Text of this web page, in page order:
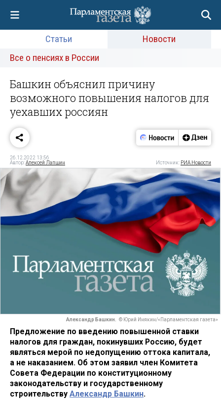
Статьи
Новости
Все о пенсиях в России
Башкин объяснил причину
возможного повышения налогов для
уехавших россиян
26.12.2022 13:56
Автор:Алексей Лапшин Источник: РИА Новости
Александр Башкин. © Юрий Инякин/«Парламентская газета»
Предложение по введению повышенной ставки
налогов для граждан, покинувших Россию, будет
являться мерой по недопущению оттока капитала,
а не наказанием. Об этом заявил член Комитета
Совета Федерации по конституционному
законодательству и государственному
строительству Александр Башкин.